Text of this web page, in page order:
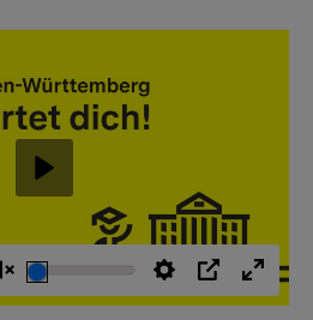
StummschaltungEinstellungen
PIP
Abspielen